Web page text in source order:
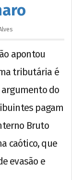
apontou
tributária é
do
pagam
Bruto
caótico, que
evasão e